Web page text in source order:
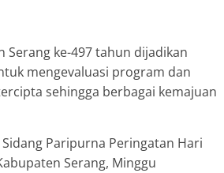
Serang ke-497 tahun dijadikan
mengevaluasi program dan
sehingga berbagai kemajuan
Paripurna Peringatan Hari
Serang, Minggu